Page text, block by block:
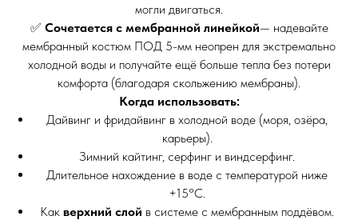
могли двигаться.
✅ Сочетается с мембранной линейкой— надевайте
мембранный костюм ПОД 5-мм неопрен для экстремально
холодной воды и получайте ещё больше тепла без потери
комфорта (благодаря скольжению мембраны).
Когда использовать:
Дайвинг и фридайвинг в холодной воде (моря, озёра,
карьеры).
Зимний кайтинг, серфинг и виндсерфинг.
Длительное нахождение в воде с температурой ниже
+15°C.
Как верхний слой в системе с мембранным поддёвом.